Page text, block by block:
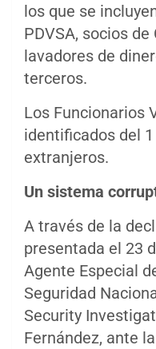
los que se
PDVSA, socios
lavadores de
terceros.
Los Funcionarios
identificados del
extranjeros.
Un sistema
A través de la
presentada el 23
Agente Especial
Seguridad
Security
Fernández, ante